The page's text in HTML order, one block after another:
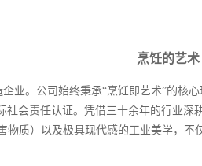
烹饪的艺
业。公司始终秉承“烹饪即艺术”的
社会责任认证。凭借三十余年的行业
物质）以及极具现代感的工业美学，